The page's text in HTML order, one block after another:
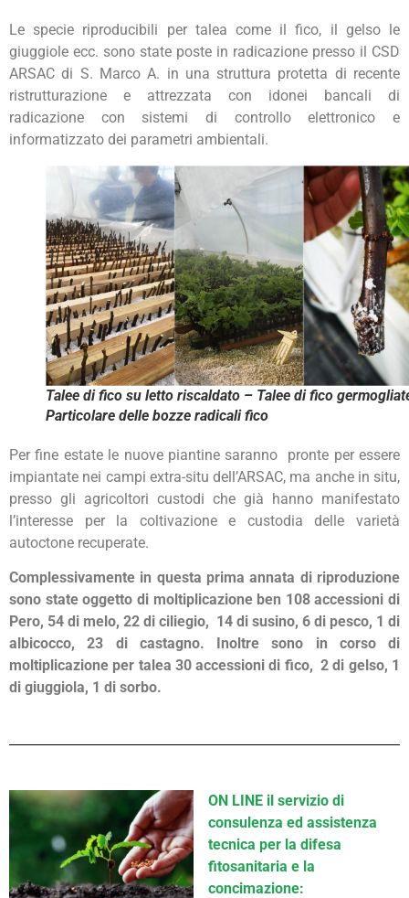
Le specie riproducibili per talea come il fico, il gelso le
giuggiole ecc. sono state poste in radicazione presso il CSD
ARSAC di S. Marco A. in una struttura protetta di recente
ristrutturazione e attrezzata con idonei bancali di
radicazione con sistemi di controllo elettronico e
informatizzato dei parametri ambientali.
Talee di fico su letto riscaldato – Talee di fico
Particolare delle bozze radicali fico
Per fine estate le nuove piantine saranno pronte per essere
impiantate nei campi extra-situ dell’ARSAC, ma anche in situ,
presso gli agricoltori custodi che già hanno manifestato
l’interesse per la coltivazione e custodia delle varietà
autoctone recuperate.
Complessivamente in questa prima annata di riproduzione
sono state oggetto di moltiplicazione ben 108 accessioni di
Pero, 54 di melo, 22 di ciliegio, 14 di susino, 6 di pesco, 1 di
albicocco, 23 di castagno. Inoltre sono in corso di
moltiplicazione per talea 30 accessioni di fico, 2 di gelso, 1
di giuggiola, 1 di sorbo.
ON LINE il servizio di
consulenza ed assistenza
tecnica per la difesa
fitosanitaria e la
concimazione: